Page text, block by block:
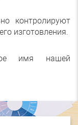
контролируют
изготовления.
имя нашей